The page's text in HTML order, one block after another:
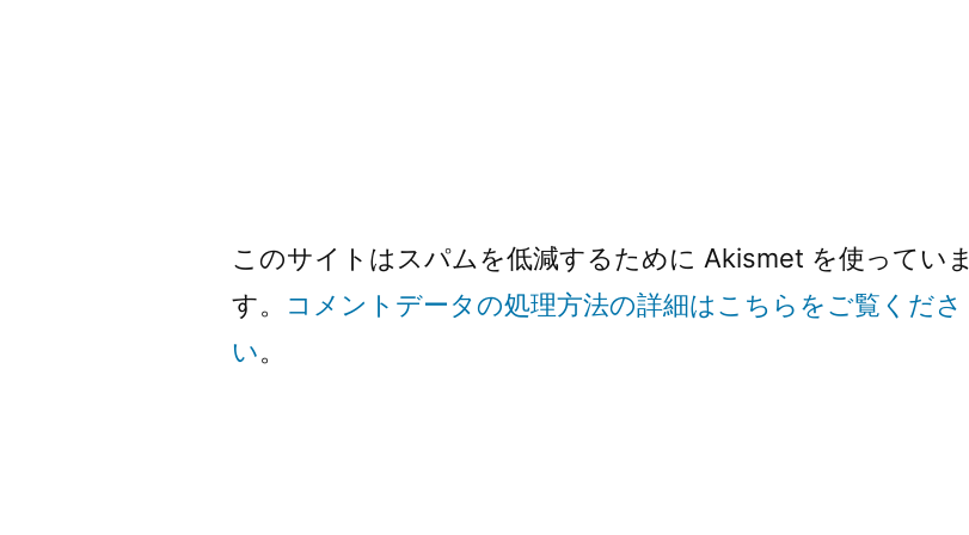
このサイトはスパムを低減するために Akismet を使っていま
す。
コメントデータの処理方法の詳細はこちらをご覧くださ
い。